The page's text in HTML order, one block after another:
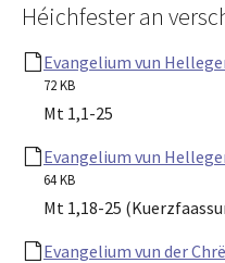
Héichfester an
Evangelium vun
72 KB
Mt 1,1-25
Evangelium vun
64 KB
Mt 1,18-25
Evangelium vun der